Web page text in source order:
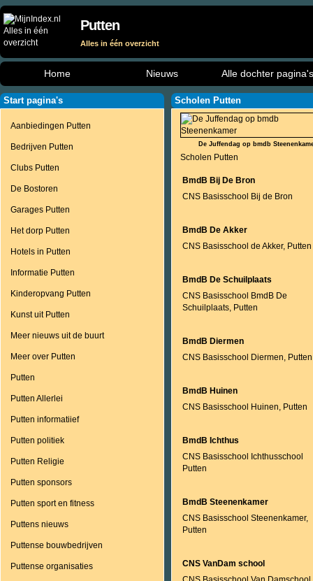
Putten
Alles in één overzicht
Home Nieuws Alle dochter pagina's
Start pagina's
Aanbiedingen Putten
Bedrijven Putten
Clubs Putten
De Bostoren
Garages Putten
Het dorp Putten
Hotels in Putten
Informatie Putten
Kinderopvang Putten
Kunst uit Putten
Meer nieuws uit de buurt
Meer over Putten
Putten
Putten Allerlei
Putten informatiief
Putten politiek
Putten Religie
Putten sponsors
Putten sport en fitness
Puttens nieuws
Puttense bouwbedrijven
Puttense organisaties
Scholen Putten
De Juffendag op bmdb
Scholen Putten
BmdB Bij De Bron
CNS Basisschool Bij de Bron
BmdB De Akker
CNS Basisschool de Akker, Putten
BmdB De Schuilplaats
CNS Basisschool BmdB De
Schuilplaats, Putten
BmdB Diermen
CNS Basisschool Diermen, Putten
BmdB Huinen
CNS Basisschool Huinen, Putten
BmdB Ichthus
CNS Basisschool Ichthusschool
Putten
BmdB Steenenkamer
CNS Basisschool Steenenkamer,
Putten
CNS VanDam school